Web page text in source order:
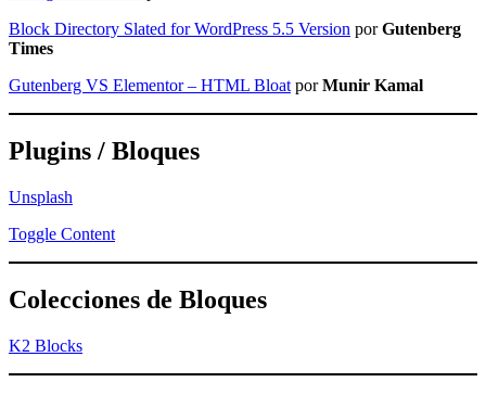
Block Directory Slated for WordPress 5.5 Version porGutenberg
Times
Gutenberg VS Elementor – HTML Bloat porMunir Kamal
Plugins / Bloques
Unsplash
Toggle Content
Colecciones de Bloques
K2 Blocks